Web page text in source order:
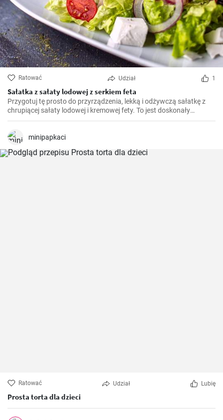
Ratować Udział 1
Sałatka z sałaty lodowej z serkiem feta
Przygotuj tę prosto do przyrządzenia, lekką i odżywczą sałatkę z
chrupiącej sałaty lodowej i kremowej fety. To jest doskonały
dodatek do każdego posiłku i doskonale sprawdza się jako zdrowy
minipapkaci
Ratować Udział Lubię
Prosta torta dla dzieci